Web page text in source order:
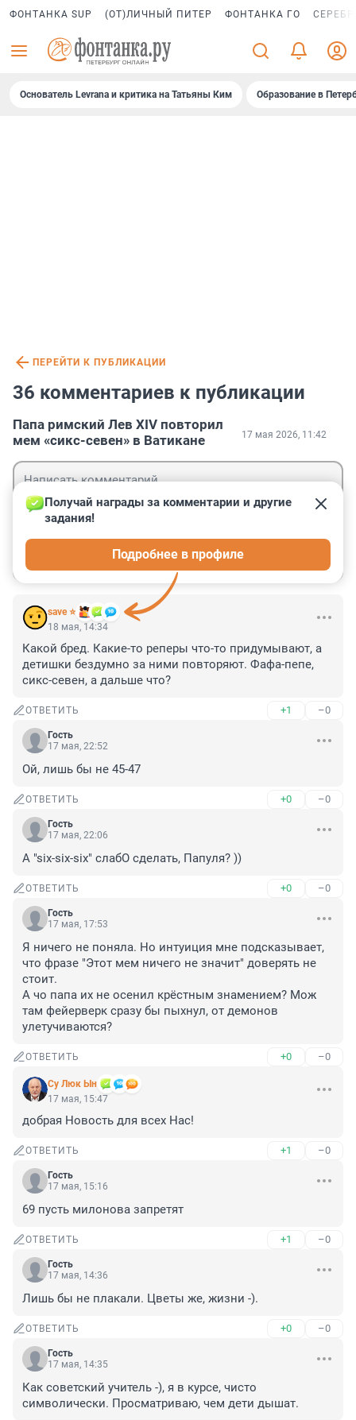
ФОНТАНКА SUP (ОТ)ЛИЧНЫЙ ПИТЕР ФОНТАНКА ГО
Основатель Levrana и критика на Татьяны Ким Образование в
ПЕРЕЙТИ К ПУБЛИКАЦИИ
36 комментариев к публикации
Папа римский Лев XIV повторил
мем «сикс-севен» в Ватикане
17 мая 2026, 11:42
save ⭐
Получай награды за комментарии и другие
задания!
Подробнее в профиле
18 мая, 14:34
Какой бред. Какие-то реперы что-то придумывают, а
детишки бездумно за ними повторяют. Фафа-пепе,
сикс-севен, а дальше что?
ОТВЕТИТЬ +1 –0
Гость
17 мая, 22:52
Ой, лишь бы не 45-47
ОТВЕТИТЬ +0 –0
Гость
17 мая, 22:06
А "six-six-six" слабО сделать, Папуля? ))
ОТВЕТИТЬ +0 –0
Гость
17 мая, 17:53
Я ничего не поняла. Но интуиция мне подсказывает,
что фразе "Этот мем ничего не значит" доверять не
стоит.
А чо папа их не осенил крёстным знамением? Мож
там фейерверк сразу бы пыхнул, от демонов
улетучиваются?
ОТВЕТИТЬ +0 –0
Су Люк Ын
17 мая, 15:47
добрая Новость для всех Нас!
ОТВЕТИТЬ +1 –0
Гость
17 мая, 15:16
69 пусть милонова запретят
ОТВЕТИТЬ +1 –0
Гость
17 мая, 14:36
Лишь бы не плакали. Цветы же, жизни -).
ОТВЕТИТЬ +0 –0
Гость
17 мая, 14:35
Как советский учитель -), я в курсе, чисто
символически. Просматриваю, чем дети дышат.